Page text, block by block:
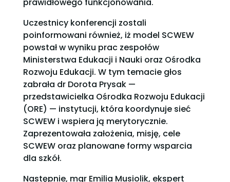
Uczestnicy konferencji zostali
poinformowani również, iż model SCWEW
powstał w wyniku prac zespołów
Ministerstwa Edukacji i Nauki oraz Ośrodka
Rozwoju Edukacji. W tym temacie głos
zabrała dr Dorota Prysak —
przedstawicielka Ośrodka Rozwoju Edukacji
(ORE) — instytucji, która koordynuje sieć
SCWEW i wspiera ją merytorycznie.
Zaprezentowała założenia, misję, cele
SCWEW oraz planowane formy wsparcia
dla szkół.
Następnie, mgr Emilia Musiolik, ekspert